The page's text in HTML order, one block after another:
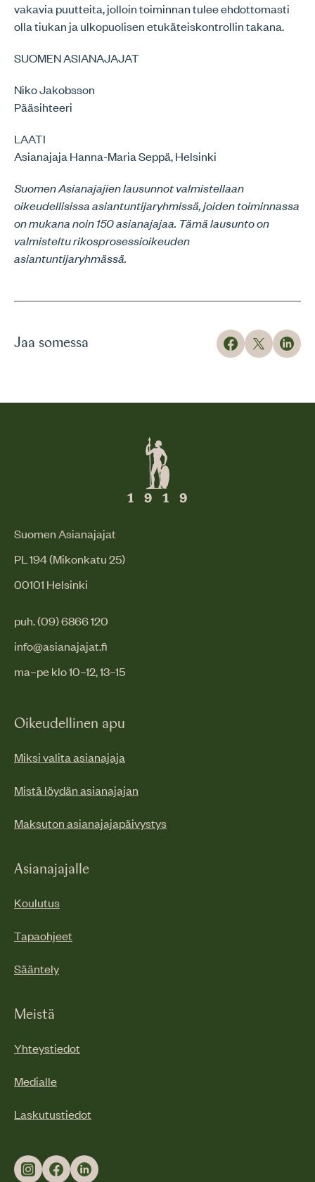
vakavia puutteita, jolloin toiminnan tulee ehdottomasti
olla tiukan ja ulkopuolisen etukäteiskontrollin takana.
SUOMEN ASIANAJAJAT
Niko Jakobsson
Pääsihteeri
LAATI
Asianajaja Hanna-Maria Seppä, Helsinki
Suomen Asianajajien lausunnot valmistellaan
oikeudellisissa asiantuntijaryhmissä, joiden toiminnassa
on mukana noin 150 asianajajaa. Tämä lausunto on
valmisteltu rikosprosessioikeuden
asiantuntijaryhmässä.
Jaa somessa
Suomen Asianajajat
PL 194 (Mikonkatu 25)
00101 Helsinki
puh. (09) 6866 120
info@asianajajat.fi
ma–pe klo 10–12, 13–15
Oikeudellinen apu
Miksi valita asianajaja
Mistä löydän asianajajan
Maksuton asianajajapäivystys
Asianajajalle
Koulutus
Tapaohjeet
Sääntely
Meistä
Yhteystiedot
Medialle
Laskutustiedot